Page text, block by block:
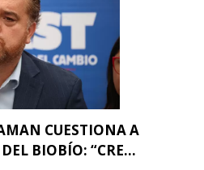
CUESTIONA A
BIOBÍO: “CRE...